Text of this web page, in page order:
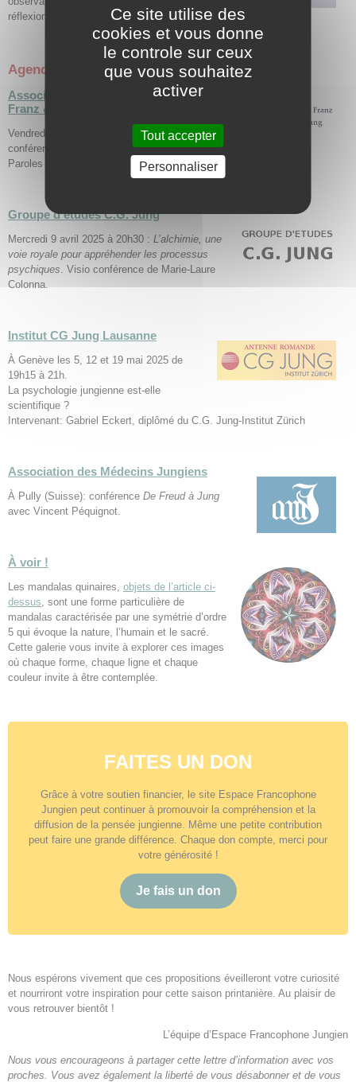
réflexion jungienne reste d’actualité.
Agenda jungien
Association Marie-Louise von
Franz & Carl Gustav Jung
Vendredi 4 avril 2025 à Paris, soirée
conférence avec Julie Gille sur le thème
Paroles de l’Ombre.
Groupe d’études C.G. Jung
Mercredi 9 avril 2025 à 20h30 : L’alchimie, une
voie royale pour appréhender les processus
psychiques . Visio conférence de Marie-Laure
Colonna.
Institut CG Jung Lausanne
À Genève les 5, 12 et 19 mai 2025 de
19h15 à 21h.
La psychologie jungienne est-elle
scientifique ?
Intervenant: Gabriel Eckert, diplômé du C.G. Jung-Institut Zürich
Association des Médecins Jungiens
À Pully (Suisse): conférence De Freud à Jung
avec Vincent Péquignot.
À voir !
Les mandalas quinaires, objets de l’article ci-
dessus , sont une forme particulière de
mandalas caractérisée par une symétrie d’ordre
5 qui évoque la nature, l’humain et le sacré.
Cette galerie vous invite à explorer ces images
où chaque forme, chaque ligne et chaque
couleur invite à être contemplée.
FAITES UN DON
Grâce à votre soutien financier, le site Espace Francophone
Jungien peut continuer à promouvoir la compréhension et la
diffusion de la pensée jungienne. Même une petite contribution
peut faire une grande différence. Chaque don compte, merci pour
votre générosité !
Je fais un don
Nous espérons vivement que ces propositions éveilleront votre curiosité
et nourriront votre inspiration pour cette saison printanière. Au plaisir de
vous retrouver bientôt !
L’équipe d’Espace Francophone Jungien
Nous vous encourageons à partager cette lettre d’information avec vos
proches. Vous avez également la liberté de vous désabonner et de vous
Ce site utilise des
cookies et vous donne
le controle sur ceux
que vous souhaitez
activer
Tout accepter
Personnaliser